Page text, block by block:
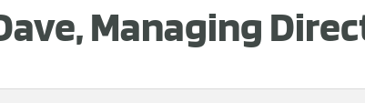
Managing